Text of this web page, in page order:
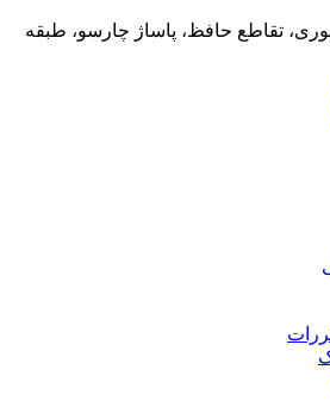
تقاطع حافظ، پاساژ چارسو، طبقه